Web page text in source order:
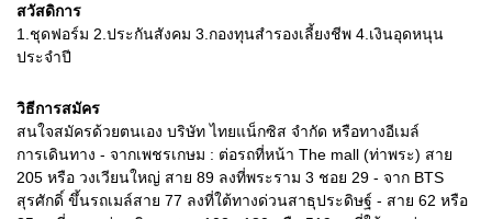
สวัสดิการ
1.ชุดฟอร์ม 2.ประกันสังคม 3.กองทุนสำรองเลี้ยงชีพ 4.เงินอุดหนุน
ประจำปี
วิธีการสมัคร
สนใจสมัครด้วยตนเอง บริษัท ไทยแน็กซิส จำกัด หรือทางอีเมล์
การเดินทาง - จากเพชรเกษม : ต่อรถที่หน้า The mall (ท่าพระ) สาย
205 หรือ วงเวียนใหญ่ สาย 89 ลงที่พระราม 3 ชอย 29 - จาก BTS
สุรศักดิ์ ขึ้นรถเมล์สาย 77 ลงที่ใต้ทางด่วนสาธุประดิษฐ์ - สาย 62 หรือ